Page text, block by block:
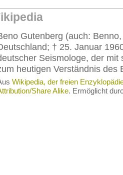
Gutenberg (auch:
† 25. Januar
Seismologe, der
heutigen Verständnis des
Wikipedia, der freien
Share Alike. Ermöglicht